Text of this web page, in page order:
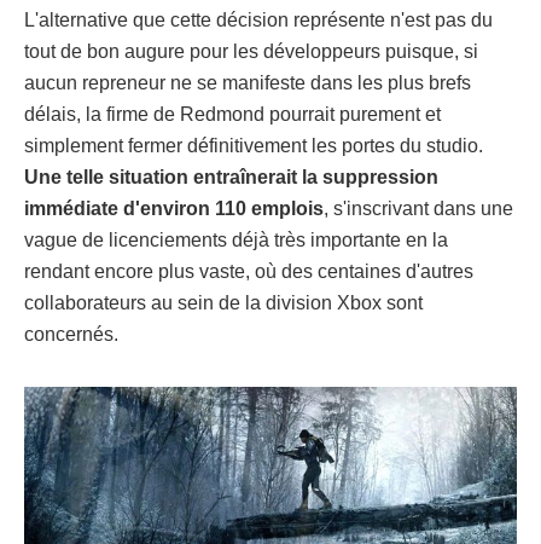
L'alternative que cette décision représente n'est pas du
tout de bon augure pour les développeurs puisque, si
aucun repreneur ne se manifeste dans les plus brefs
délais, la firme de Redmond pourrait purement et
simplement fermer définitivement les portes du studio.
Une telle situation entraînerait la suppression
immédiate d'environ 110 emplois, s'inscrivant dans une
vague de licenciements déjà très importante en la
rendant encore plus vaste, où des centaines d'autres
collaborateurs au sein de la division Xbox sont
concernés.